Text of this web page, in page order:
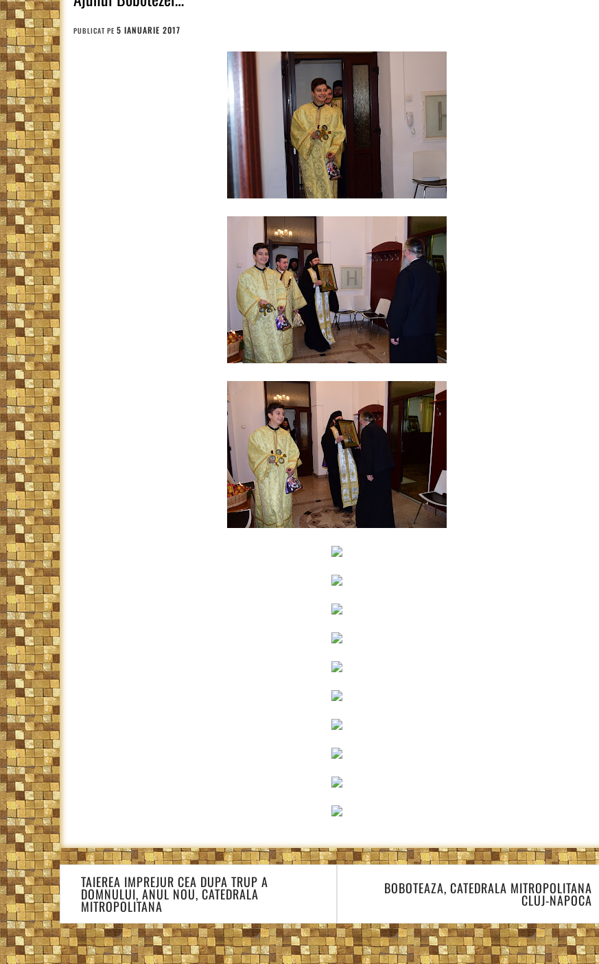
PUBLICAT PE 5 IANUARIE 2017
Navigare
în
articole
TAIEREA IMPREJUR CEA DUPA TRUP A
DOMNULUI, ANUL NOU, CATEDRALA
MITROPOLITANA
BOBOTEAZA, CATEDRALA MITROPOLITANA
CLUJ-NAPOCA